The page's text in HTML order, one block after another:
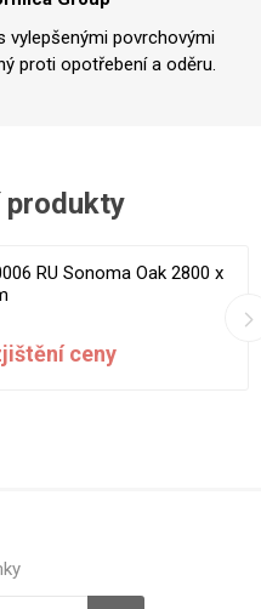
vylepšenými povrchovými
proti opotřebení a oděru.
RU Sonoma Oak 2800 x
ceny